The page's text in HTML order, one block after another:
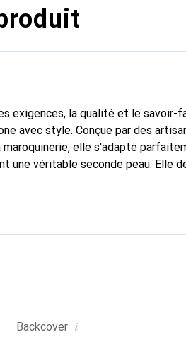
exigences, la qualité et le savoir-
avec style. Conçue par des
elle s'adapte
une véritable seconde peau. Elle
exigeante.
Backcover i